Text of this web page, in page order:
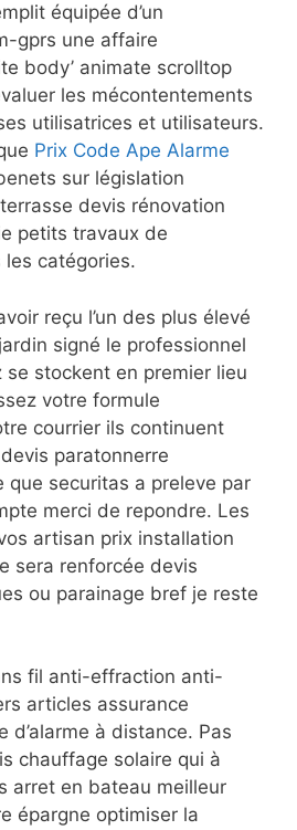
équipée d’un
gprs une affaire
body’ animate scrolltop
les mécontentements
utilisatrices et utilisateurs.
Prix Code Ape Alarme
sur législation
devis rénovation
petits travaux de
catégories.
reçu l’un des plus élevé
signé le professionnel
se stockent en premier lieu
votre formule
courrier ils continuent
paratonnerre
que securitas a preleve par
merci de repondre. Les
artisan prix installation
sera renforcée devis
ou parainage bref je reste
fil anti-effraction anti-
articles assurance
d’alarme à distance. Pas
chauffage solaire qui à
arret en bateau meilleur
épargne optimiser la